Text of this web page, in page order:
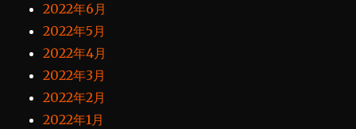
2022年6月
2022年5月
2022年4月
2022年3月
2022年2月
2022年1月